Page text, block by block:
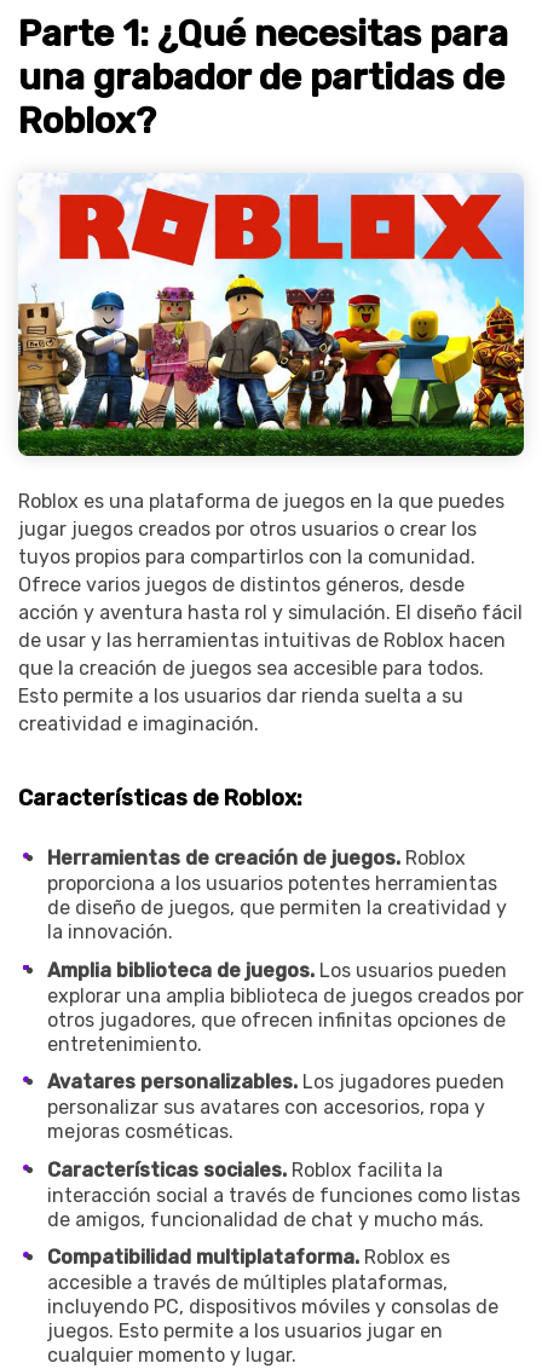
Parte 1: ¿Qué necesitas para
una grabador de partidas de
Roblox?
Roblox es una plataforma de juegos en la que puedes
jugar juegos creados por otros usuarios o crear los
tuyos propios para compartirlos con la comunidad.
Ofrece varios juegos de distintos géneros, desde
acción y aventura hasta rol y simulación. El diseño fácil
de usar y las herramientas intuitivas de Roblox hacen
que la creación de juegos sea accesible para todos.
Esto permite a los usuarios dar rienda suelta a su
creatividad e imaginación.
Características de Roblox:
Herramientas de creación de juegos. Roblox
proporciona a los usuarios potentes herramientas
de diseño de juegos, que permiten la creatividad y
la innovación.
Amplia biblioteca de juegos. Los usuarios pueden
explorar una amplia biblioteca de juegos creados por
otros jugadores, que ofrecen infinitas opciones de
entretenimiento.
Avatares personalizables. Los jugadores pueden
personalizar sus avatares con accesorios, ropa y
mejoras cosméticas.
Características sociales. Roblox facilita la
interacción social a través de funciones como listas
de amigos, funcionalidad de chat y mucho más.
Compatibilidad multiplataforma. Roblox es
accesible a través de múltiples plataformas,
incluyendo PC, dispositivos móviles y consolas de
juegos. Esto permite a los usuarios jugar en
cualquier momento y lugar.